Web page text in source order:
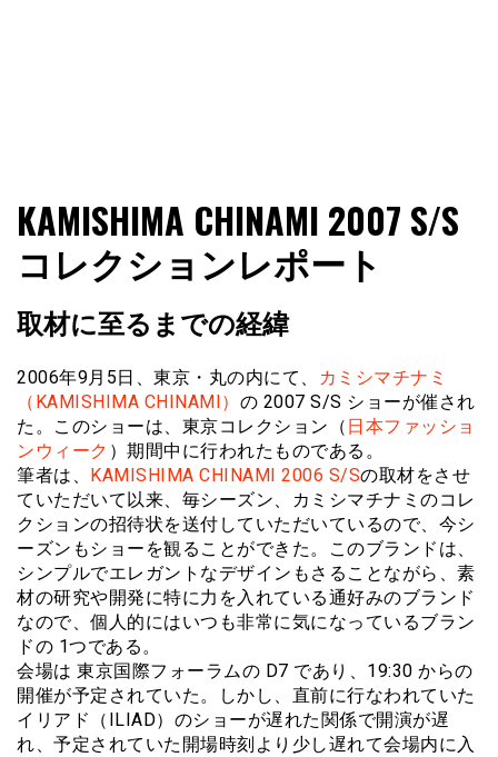
ファショコン通信
ッションとモードを分析するファッション情報サイトです
KAMISHIMA CHINAMI 2007 S/S
コレクションレポート
取材に至るまでの経緯
2006年9月5日、東京・丸の内にて、
カミシマチナミ
（KAMISHIMA CHINAMI） の 2007 S/S ショーが催され
た。このショーは、東京コレクション（ 日本ファッショ
ンウィーク ）期間中に行われたものである。
筆者は、
KAMISHIMA CHINAMI 2006 S/Sの取材をさせ
ていただいて以来、毎シーズン、カミシマチナミのコレ
クションの招待状を送付していただいているので、今シ
ーズンもショーを観ることができた。このブランドは、
シンプルでエレガントなデザインもさることながら、素
材の研究や開発に特に力を入れている通好みのブランド
なので、個人的にはいつも非常に気になっているブラン
ドの 1つである。
会場は 東京国際フォーラムの D7 であり、19:30 からの
開催が予定されていた。しかし、直前に行なわれていた
イリアド（ILIAD）のショーが遅れた関係で開演が遅
れ、予定されていた開場時刻より少し遅れて会場内に入